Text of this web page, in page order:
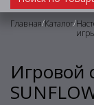
Главная/Каталог/
Игровой